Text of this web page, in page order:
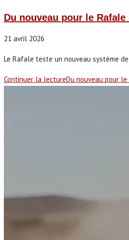
Du nouveau pour le
21 avril 2026
Le Rafale teste un nouveau système
Continuer la lectureDu nouveau pour